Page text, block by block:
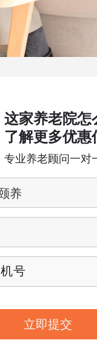
这家养老院怎
了解更多优惠
专业养老顾问一对